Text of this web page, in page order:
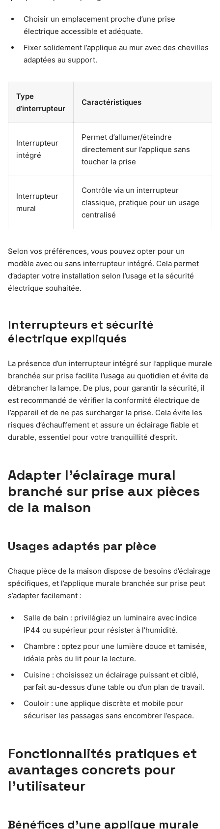
Choisir un emplacement proche d’une prise
électrique accessible et adéquate.
Fixer solidement l’applique au mur avec des chevilles
adaptées au support.
Type
d’interrupteur
Caractéristiques
Interrupteur
intégré
Permet d’allumer/éteindre
directement sur l’applique sans
toucher la prise
Interrupteur
mural
Contrôle via un interrupteur
classique, pratique pour un usage
centralisé
Selon vos préférences, vous pouvez opter pour un
modèle avec ou sans interrupteur intégré. Cela permet
d’adapter votre installation selon l’usage et la sécurité
électrique souhaitée.
Interrupteurs et sécurité
électrique expliqués
La présence d’un interrupteur intégré sur l’applique murale
branchée sur prise facilite l’usage au quotidien et évite de
débrancher la lampe. De plus, pour garantir la sécurité, il
est recommandé de vérifier la conformité électrique de
l’appareil et de ne pas surcharger la prise. Cela évite les
risques d’échauffement et assure un éclairage fiable et
durable, essentiel pour votre tranquillité d’esprit.
Adapter l’éclairage mural
branché sur prise aux pièces
de la maison
Usages adaptés par pièce
Chaque pièce de la maison dispose de besoins d’éclairage
spécifiques, et l’applique murale branchée sur prise peut
s’adapter facilement :
Salle de bain : privilégiez un luminaire avec indice
IP44 ou supérieur pour résister à l’humidité.
Chambre : optez pour une lumière douce et tamisée,
idéale près du lit pour la lecture.
Cuisine : choisissez un éclairage puissant et ciblé,
parfait au-dessus d’une table ou d’un plan de travail.
Couloir : une applique discrète et mobile pour
sécuriser les passages sans encombrer l’espace.
Fonctionnalités pratiques et
avantages concrets pour
l’utilisateur
Bénéfices d’une applique murale